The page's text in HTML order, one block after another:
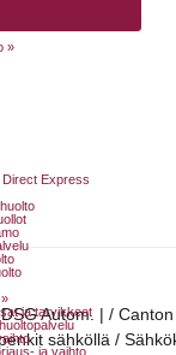
»
Direct Express
»
ja tarvikkeet
ja vaihto
Autom. | /
sähköllä /